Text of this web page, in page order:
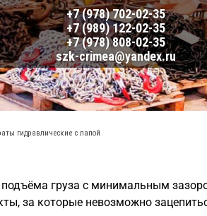
+7 (978) 702-02-35
+7 (989) 122-02-35
+7 (978) 808-02-35
szk-crimea@yandex.ru
гидравлические с лапой
груза с минимальным
за которые невозможно